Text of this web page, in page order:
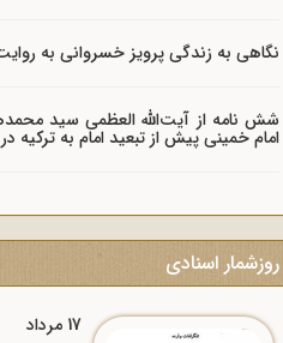
نگاهی به زندگی پرویز خسروانی به
شش نامه از آیت‌الله العظمی سید
امام خمینی پیش از تبعید امام به ترکیه در
روزشمار اسنادی
17 مرداد